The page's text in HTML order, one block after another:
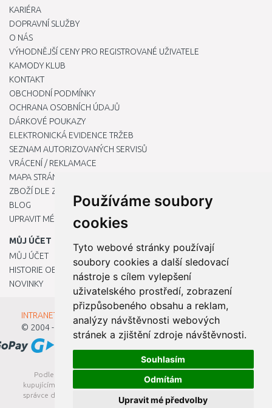
Používáme soubory
cookies
Tyto webové stránky používají
soubory cookies a další sledovací
nástroje s cílem vylepšení
uživatelského prostředí, zobrazení
přizpůsobeného obsahu a reklam,
analýzy návštěvnosti webových
stránek a zjištění zdroje návštěvnosti.
Souhlasím
Odmítám
Upravit mé předvolby
KARIÉRA
DOPRAVNÍ SLUŽBY
O NÁS
VÝHODNĚJŠÍ CENY PRO REGISTROVANÉ UŽIVATELE
KAMODY KLUB
KONTAKT
OBCHODNÍ PODMÍNKY
OCHRANA OSOBNÍCH ÚDAJŮ
DÁRKOVÉ POUKAZY
ELEKTRONICKÁ EVIDENCE TRŽEB
SEZNAM AUTORIZOVANÝCH SERVISŮ
VRÁCENÍ / REKLAMACE
MAPA STRÁNKY
ZBOŽÍ DLE ZNAČEK
BLOG
UPRAVIT MÉ PŘEDVOLBY COOKIES
MŮJ ÚČET
MŮJ ÚČET
HISTORIE OBJEDNÁVEK
NOVINKY
INTRANET - Přihlášení pro zaměstnance
© 2004 - 2026
Kamody s.r.o.
Podle zákona o evidenci tržeb je prodávající povinen vystavit
kupujícímu účtenku. Zároveň je povinen zaevidovat přijatou tržbu u
správce daně online; v případě technického výpadku pak nejpozději
do 48 hodin.